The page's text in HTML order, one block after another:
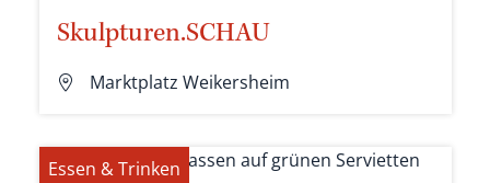
Skulpturen.SCHAU
Marktplatz Weikersheim
Essen & Trinken